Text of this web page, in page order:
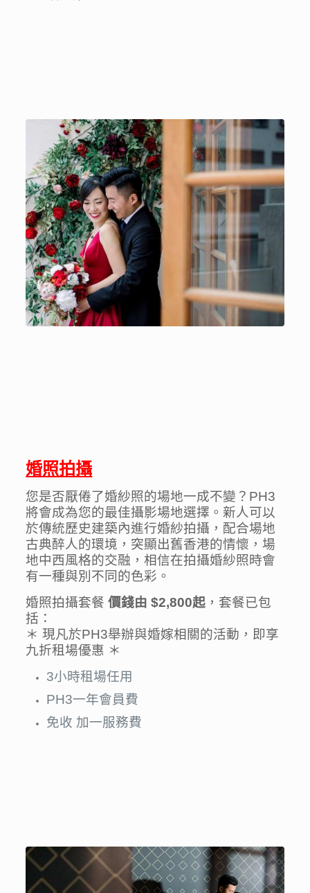
婚照拍攝
您是否厭倦了婚紗照的場地一成不變？PH3
將會成為您的最佳攝影場地選擇。新人可以
於傳統歷史建築內進行婚紗拍攝，配合場地
古典醉人的環境，突顯出舊香港的情懷，場
地中西風格的交融，相信在拍攝婚紗照時會
有一種與別不同的色彩。
婚照拍攝套餐價錢由 $2,800起 ，套餐已包
括：
＊ 現凡於PH3舉辦與婚嫁相關的活動，即享
九折租場優惠 ＊
3小時租場任用
PH3一年會員費
免收 加一服務費